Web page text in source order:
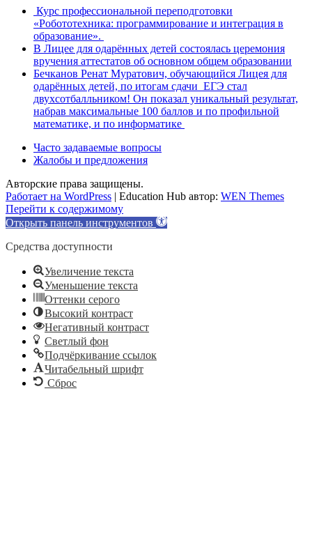
Курс профессиональной переподготовки
«Робототехника: программирование и интеграция в
образование».
В Лицее для одарённых детей состоялась церемония
вручения аттестатов об основном общем образовании
Бечканов Ренат Муратович, обучающийся Лицея для
одарённых детей, по итогам сдачи ЕГЭ стал
двухсотбалльником! Он показал уникальный результат,
набрав максимальные 100 баллов и по профильной
математике, и по информатике
Часто задаваемые вопросы
Жалобы и предложения
Авторские права защищены.
Работает на WordPress | Education Hub автор: WEN Themes
Перейти к содержимому
Открыть панель инструментов
Средства доступности
Увеличение текста
Уменьшение текста
Оттенки серого
Высокий контраст
Негативный контраст
Светлый фон
Подчёркивание ссылок
Читабельный шрифт
Сброс